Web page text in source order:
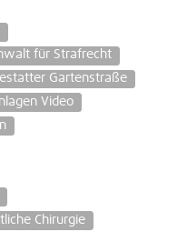
für Strafrecht
Gartenstraße
Video
Chirurgie